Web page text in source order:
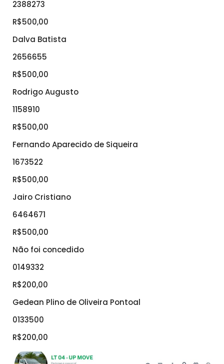
2388273
R$500,00
Dalva Batista
2656655
R$500,00
Rodrigo Augusto
1158910
R$500,00
Fernando Aparecido de Siqueira
1673522
R$500,00
Jairo Cristiano
6464671
R$500,00
Não foi concedido
0149332
R$200,00
Gedean Plino de Oliveira Pontoal
0133500
R$200,00